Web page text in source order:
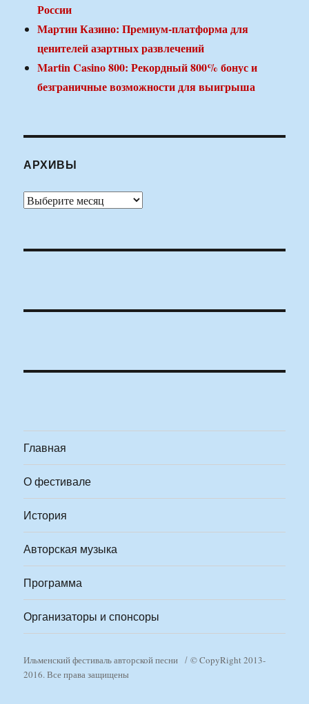
России
Мартин Казино: Премиум-платформа для
ценителей азартных развлечений
Martin Casino 800: Рекордный 800% бонус и
безграничные возможности для выигрыша
АРХИВЫ
Архивы
Главная
О фестивале
История
Авторская музыка
Программа
Организаторы и спонсоры
Ильменский фестиваль авторской песни
© CopyRight 2013-
2016. Все права защищены